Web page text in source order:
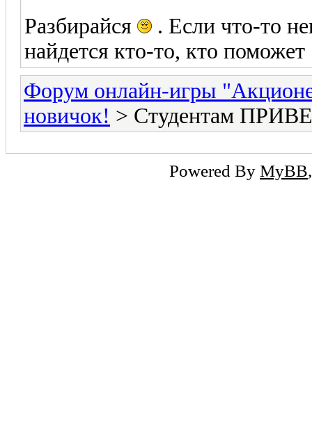
Разбирайся
. Если что-то
найдется кто-то, кто поможет
Форум онлайн-игры
новичок! > Студентам
Powered By MyBB